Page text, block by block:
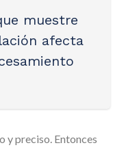
muestre
afecta
y preciso. Entonces